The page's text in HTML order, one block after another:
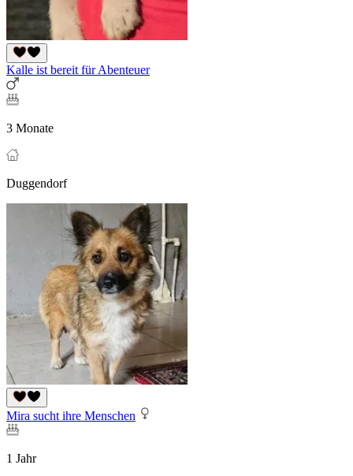
Kalle ist bereit für Abenteuer
3 Monate
Duggendorf
Mira sucht ihre Menschen
1 Jahr